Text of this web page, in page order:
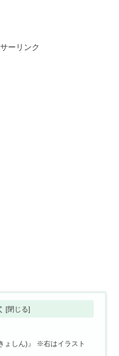
ーリンク
ょしん)』 ※右はイラスト